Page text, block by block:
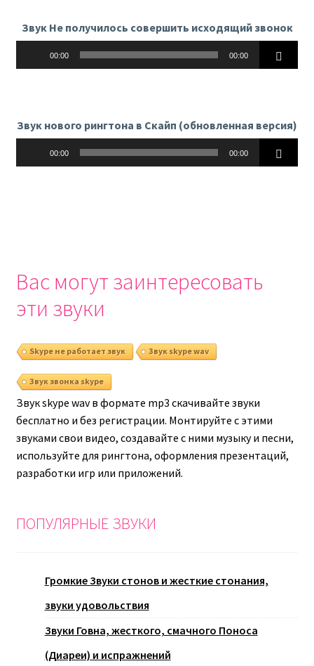
Звук Не получилось совершить исходящий звонок
00:00 00:00
Звук нового рингтона в Скайп (обновленная версия)
00:00 00:00
Вас могут заинтересовать
эти звуки
Skype не работает звук Звук skype wav
Звук звонка skype
Звук skype wav в формате mp3 скачивайте звуки
бесплатно и без регистрации. Монтируйте с этими
звуками свои видео, создавайте с ними музыку и песни,
используйте для рингтона, оформления презентаций,
разработки игр или приложений.
ПОПУЛЯРНЫЕ ЗВУКИ
Громкие Звуки стонов и жесткие стонания,
звуки удовольствия
Звуки Говна, жесткого, смачного Поноса
(Диареи) и испражнений